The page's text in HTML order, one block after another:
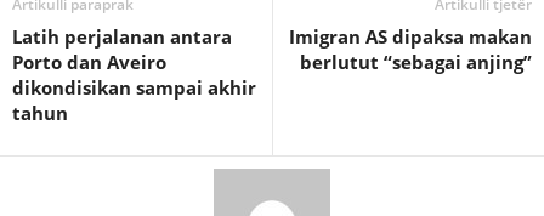
Artikulli paraprak
Latih perjalanan antara
Porto dan Aveiro
dikondisikan sampai akhir
tahun
Artikulli tjetër
Imigran AS dipaksa makan
berlutut “sebagai anjing”